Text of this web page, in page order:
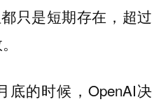
只是短期存在，超过
底的时候，OpenAI决